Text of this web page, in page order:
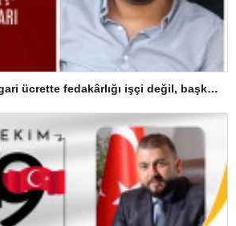
Emin Kan yazdı: Asgari ücrette fedakârlığı işçi değil, başkaları yapsın!